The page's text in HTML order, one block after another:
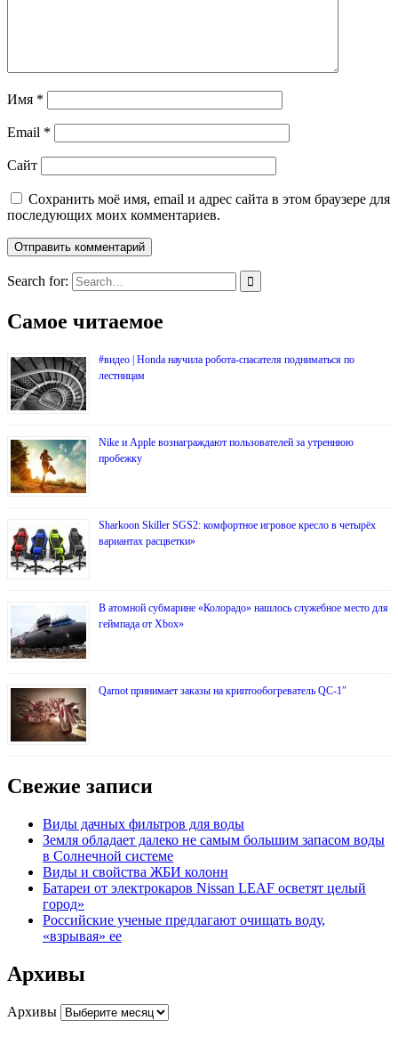
Имя *
Email *
Сайт
Сохранить моё имя, email и адрес сайта в этом браузере для
последующих моих комментариев.
Search for:
Самое читаемое
#видео | Honda научила робота-спасателя подниматься по
лестницам
Nike и Apple вознаграждают пользователей за утреннюю
пробежку
Sharkoon Skiller SGS2: комфортное игровое кресло в четырёх
вариантах расцветки»
В атомной субмарине «Колорадо» нашлось служебное место для
геймпада от Xbox»
Qarnot принимает заказы на криптообогреватель QC-1″
Свежие записи
Виды дачных фильтров для воды
Земля обладает далеко не самым большим запасом воды
в Солнечной системе
Виды и свойства ЖБИ колонн
Батареи от электрокаров Nissan LEAF осветят целый
город»
Российские ученые предлагают очищать воду,
«взрывая» ее
Архивы
Архивы